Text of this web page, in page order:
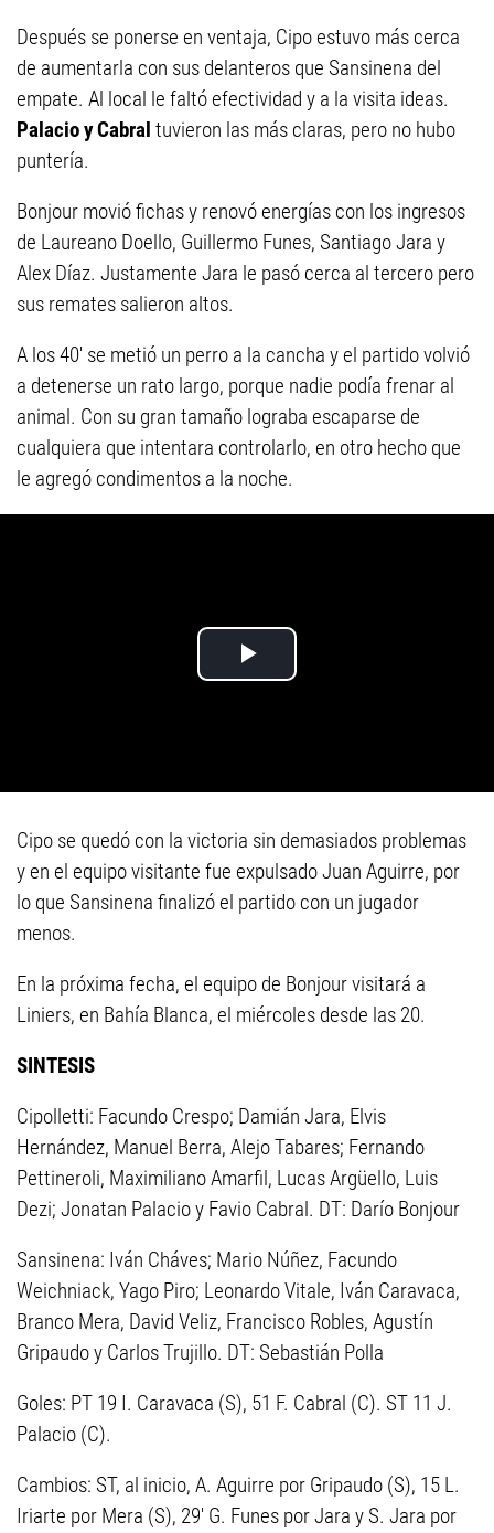
Después se ponerse en ventaja, Cipo estuvo más cerca
de aumentarla con sus delanteros que Sansinena del
empate. Al local le faltó efectividad y a la visita ideas.
Palacio y Cabral tuvieron las más claras, pero no hubo
puntería.
Bonjour movió fichas y renovó energías con los ingresos
de Laureano Doello, Guillermo Funes, Santiago Jara y
Alex Díaz. Justamente Jara le pasó cerca al tercero pero
sus remates salieron altos.
A los 40' se metió un perro a la cancha y el partido volvió
a detenerse un rato largo, porque nadie podía frenar al
animal. Con su gran tamaño lograba escaparse de
cualquiera que intentara controlarlo, en otro hecho que
le agregó condimentos a la noche.
Cipo se quedó con la victoria sin demasiados problemas
y en el equipo visitante fue expulsado Juan Aguirre, por
lo que Sansinena finalizó el partido con un jugador
menos.
En la próxima fecha, el equipo de Bonjour visitará a
Liniers, en Bahía Blanca, el miércoles desde las 20.
SINTESIS
Cipolletti: Facundo Crespo; Damián Jara, Elvis
Hernández, Manuel Berra, Alejo Tabares; Fernando
Pettineroli, Maximiliano Amarfil, Lucas Argüello, Luis
Dezi; Jonatan Palacio y Favio Cabral. DT: Darío Bonjour
Sansinena: Iván Cháves; Mario Núñez, Facundo
Weichniack, Yago Piro; Leonardo Vitale, Iván Caravaca,
Branco Mera, David Veliz, Francisco Robles, Agustín
Gripaudo y Carlos Trujillo. DT: Sebastián Polla
Goles: PT 19 I. Caravaca (S), 51 F. Cabral (C). ST 11 J.
Palacio (C).
Cambios: ST, al inicio, A. Aguirre por Gripaudo (S), 15 L.
Iriarte por Mera (S), 29' G. Funes por Jara y S. Jara por